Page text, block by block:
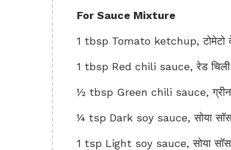
For Sauce Mixture
1 tbsp Tomato ketchup, टोमेटो
1 tbsp Red chili sauce, रेड
½ tbsp Green chili sauce, ग्रीन
¼ tsp Dark soy sauce, सोया
1 tsp Light soy sauce, सोया सॉस